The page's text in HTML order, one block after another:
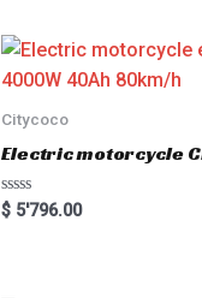
o
u
o
5
Citycoco
Electric motorcycle
R
a
$ 5'796.00